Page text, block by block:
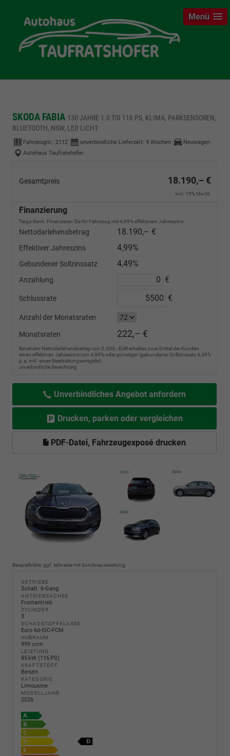
Menü
SKODA FABIA 130 JAHRE 1.0 TSI 116 PS, KLIMA, PARKSENSOREN,
BLUETOOTH, NSW, LED LICHT
Fahrzeugnr.: 2112 unverbindliche Lieferzeit: 9 Wochen
Neuwagen
Autohaus Taufratshofer
Gesamtpreis 18.190,– €
incl. 19% MwSt.
Finanzierung
Targo Bank. Finanzieren Sie Ihr Fahrzeug mit 4,99% effektivem Jahreszins.
Nettodarlehensbetrag 18.190,– €
Effektiver Jahreszins 4,99%
Gebundener Sollzinssatz 4,49%
Anzahlung €
Schlussrate €
Anzahl der Monatsraten
Monatsraten 222,– €
Bei einem Nettodarlehensbetrag von 5.000,- EUR erhalten zwei Drittel der Kunden
einen effektiven Jahreszins von 4,99% oder günstiger (gebundener Sollzinssatz 4,49%
p.a. inkl. eines Bearbeitungsentgelts).
unverbindliche Berechnung
Unverbindliches Angebot anfordern
Drucken, parken oder vergleichen
PDF-Datei, Fahrzeugexposé drucken
Beispielbilder, ggf. teilweise mit Sonderausstattung
GETRIEBE
Schalt. 6-Gang
ANTRIEBSACHSE
Frontantrieb
ZYLINDER
3
SCHADSTOFFKLASSE
Euro 6d-ISC-FCM
HUBRAUM
999 ccm
LEISTUNG
85 kW (116 PS)
KRAFTSTOFF
Benzin
KATEGORIE
Limousine
MODELLJAHR
2026